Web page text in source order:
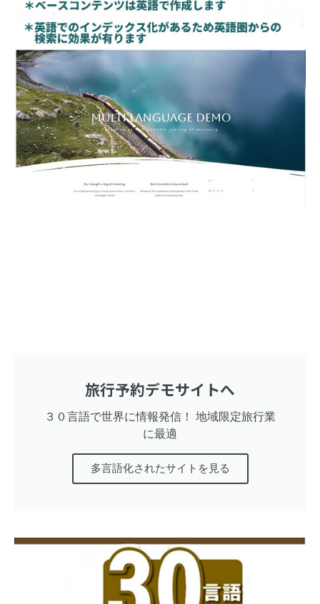
旅行予約デモサイトへ
３０言語で世界に情報発信！ 地域限定旅行業
に最適
多言語化されたサイトを見る